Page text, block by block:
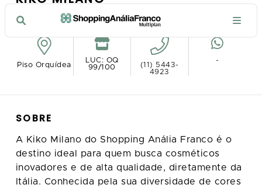
VER NO MAPA
Piso Orquídea
LUC: OQ
99/100
(11) 5443-
4923
-
SOBRE
A Kiko Milano do Shopping Anália Franco é o
destino ideal para quem busca cosméticos
inovadores e de alta qualidade, diretamente da
Itália. Conhecida pela sua diversidade de cores